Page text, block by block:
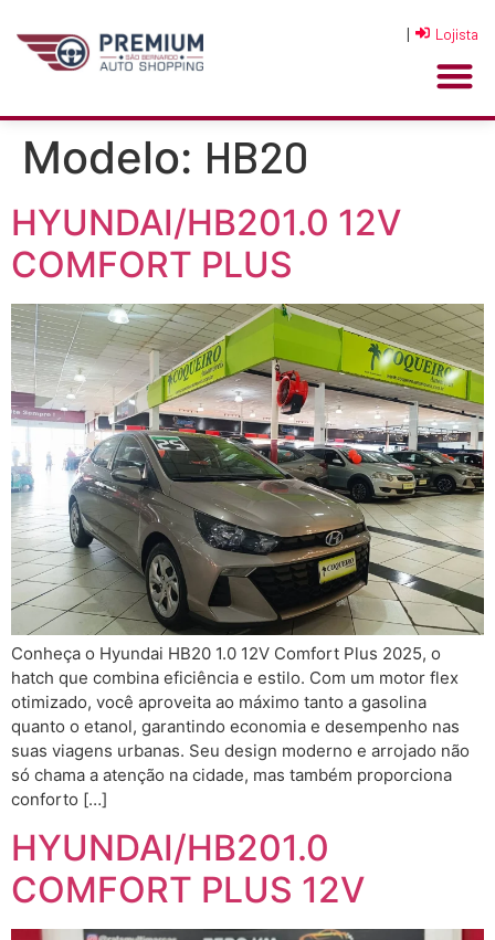
| Lojista
Modelo: HB20
HYUNDAI/HB201.0 12V
COMFORT PLUS
Conheça o Hyundai HB20 1.0 12V Comfort Plus 2025, o
hatch que combina eficiência e estilo. Com um motor flex
otimizado, você aproveita ao máximo tanto a gasolina
quanto o etanol, garantindo economia e desempenho nas
suas viagens urbanas. Seu design moderno e arrojado não
só chama a atenção na cidade, mas também proporciona
conforto […]
HYUNDAI/HB201.0
COMFORT PLUS 12V